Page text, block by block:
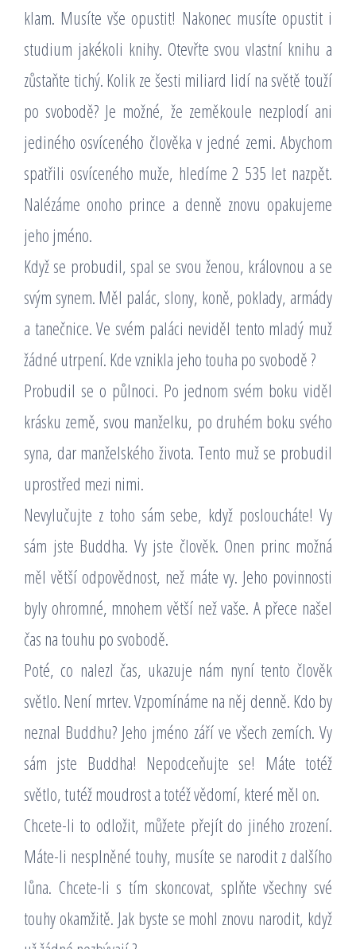
klam. Musíte vše opustit! Nakonec musíte opustit i
studium jakékoli knihy. Otevřte svou vlastní knihu a
zůstaňte tichý. Kolik ze šesti miliard lidí na světě touží
po svobodě? Je možné, že zeměkoule nezplodí ani
jediného osvíceného člověka v jedné zemi. Abychom
spatřili osvíceného muže, hledíme 2 535 let nazpět.
Nalézáme onoho prince a denně znovu opakujeme
jeho jméno.
Když se probudil, spal se svou ženou, královnou a se
svým synem. Měl palác, slony, koně, poklady, armády
a tanečnice. Ve svém paláci neviděl tento mladý muž
žádné utrpení. Kde vznikla jeho touha po svobodě ?
Probudil se o půlnoci. Po jednom svém boku viděl
krásku země, svou manželku, po druhém boku svého
syna, dar manželského života. Tento muž se probudil
uprostřed mezi nimi.
Nevylučujte z toho sám sebe, když posloucháte! Vy
sám jste Buddha. Vy jste člověk. Onen princ možná
měl větší odpovědnost, než máte vy. Jeho povinnosti
byly ohromné, mnohem větší než vaše. A přece našel
čas na touhu po svobodě.
Poté, co nalezl čas, ukazuje nám nyní tento člověk
světlo. Není mrtev. Vzpomínáme na něj denně. Kdo by
neznal Buddhu? Jeho jméno září ve všech zemích. Vy
sám jste Buddha! Nepodceňujte se! Máte totéž
světlo, tutéž moudrost a totéž vědomí, které měl on.
Chcete-li to odložit, můžete přejít do jiného zrození.
Máte-li nesplněné touhy, musíte se narodit z dalšího
lůna. Chcete-li s tím skoncovat, splňte všechny své
touhy okamžitě. Jak byste se mohl znovu narodit, když